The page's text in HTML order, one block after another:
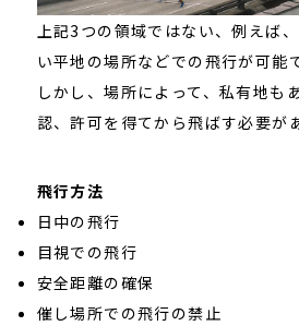
上記3つの領域ではない、例えば
い平地の場所などでの飛行が可能
しかし、場所によって、私有地も
認、許可を得てから飛ばす必要が
飛行方法
日中の飛行
目視での飛行
安全距離の確保
催し場所での飛行の禁止